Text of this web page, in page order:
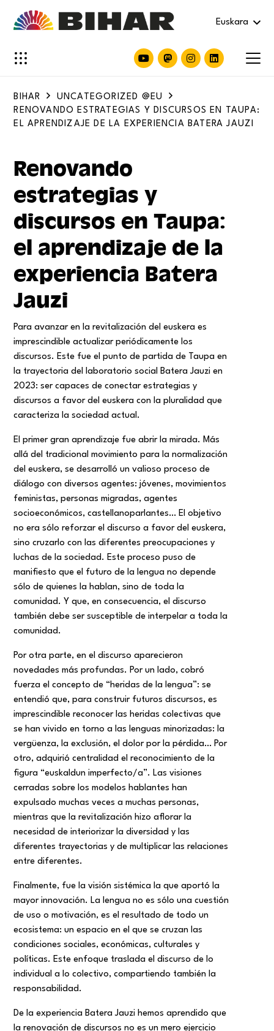
Euskara
BIHAR
UNCATEGORIZED @EU
RENOVANDO ESTRATEGIAS Y DISCURSOS EN TAUPA:
EL APRENDIZAJE DE LA EXPERIENCIA BATERA JAUZI
Renovando
estrategias y
discursos en Taupa:
el aprendizaje de la
experiencia Batera
Jauzi
Para avanzar en la revitalización del euskera es
imprescindible actualizar periódicamente los
discursos. Este fue el punto de partida de Taupa en
la trayectoria del laboratorio social Batera Jauzi en
2023: ser capaces de conectar estrategias y
discursos a favor del euskera con la pluralidad que
caracteriza la sociedad actual.
El primer gran aprendizaje fue abrir la mirada. Más
allá del tradicional movimiento para la normalización
del euskera, se desarrolló un valioso proceso de
diálogo con diversos agentes: jóvenes, movimientos
feministas, personas migradas, agentes
socioeconómicos, castellanoparlantes… El objetivo
no era sólo reforzar el discurso a favor del euskera,
sino cruzarlo con las diferentes preocupaciones y
luchas de la sociedad. Este proceso puso de
manifiesto que el futuro de la lengua no depende
sólo de quienes la hablan, sino de toda la
comunidad. Y que, en consecuencia, el discurso
también debe ser susceptible de interpelar a toda la
comunidad.
Por otra parte, en el discurso aparecieron
novedades más profundas. Por un lado, cobró
fuerza el concepto de “heridas de la lengua”: se
entendió que, para construir futuros discursos, es
imprescindible reconocer las heridas colectivas que
se han vivido en torno a las lenguas minorizadas: la
vergüenza, la exclusión, el dolor por la pérdida… Por
otro, adquirió centralidad el reconocimiento de la
figura “euskaldun imperfecto/a”. Las visiones
cerradas sobre los modelos hablantes han
expulsado muchas veces a muchas personas,
mientras que la revitalización hizo aflorar la
necesidad de interiorizar la diversidad y las
diferentes trayectorias y de multiplicar las relaciones
entre diferentes.
Finalmente, fue la visión sistémica la que aportó la
mayor innovación. La lengua no es sólo una cuestión
de uso o motivación, es el resultado de todo un
ecosistema: un espacio en el que se cruzan las
condiciones sociales, económicas, culturales y
políticas. Este enfoque traslada el discurso de lo
individual a lo colectivo, compartiendo también la
responsabilidad.
De la experiencia Batera Jauzi hemos aprendido que
la renovación de discursos no es un mero ejercicio